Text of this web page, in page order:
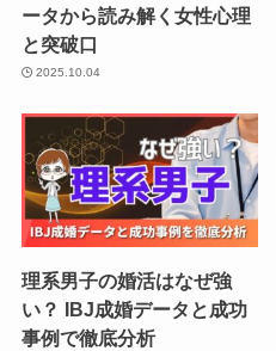
ータから読み解く女性心理
と突破口
2025.10.04
理系男子の婚活はなぜ強
い？ IBJ成婚データと成功
事例で徹底分析